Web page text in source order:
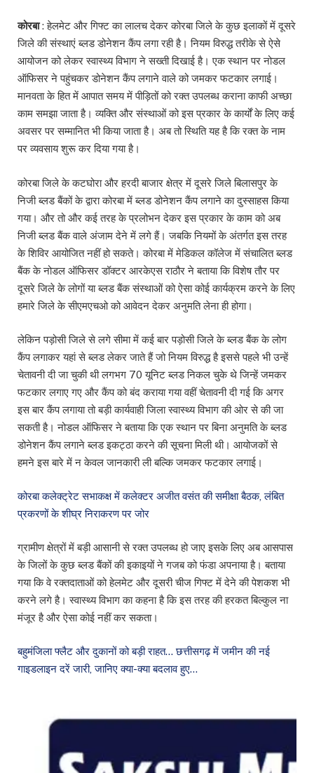
कोरबा: हेलमेट और गिफ्ट का लालच देकर कोरबा जिले के कुछ इलाकों में दूसरे
जिले की संस्थाएं ब्लड डोनेशन कैंप लगा रही है। नियम विरुद्ध तरीके से ऐसे
आयोजन को लेकर स्वास्थ्य विभाग ने सख्ती दिखाई है। एक स्थान पर नोडल
ऑफिसर ने पहुंचकर डोनेशन कैंप लगाने वाले को जमकर फटकार लगाई।
मानवता के हित में आपात समय में पीड़ितों को रक्त उपलब्ध कराना काफी अच्छा
काम समझा जाता है। व्यक्ति और संस्थाओं को इस प्रकार के कार्यों के लिए कई
अवसर पर सम्मानित भी किया जाता है। अब तो स्थिति यह है कि रक्त के नाम
पर व्यवसाय शुरू कर दिया गया है।
कोरबा जिले के कटघोरा और हरदी बाजार क्षेत्र में दूसरे जिले बिलासपुर के
निजी ब्लड बैंकों के द्वारा कोरबा में ब्लड डोनेशन कैंप लगाने का दुस्साहस किया
गया। और तो और कई तरह के प्रलोभन देकर इस प्रकार के काम को अब
निजी ब्लड बैंक वाले अंजाम देने में लगे हैं। जबकि नियमों के अंतर्गत इस तरह
के शिविर आयोजित नहीं हो सकते। कोरबा में मेडिकल कॉलेज में संचालित ब्लड
बैंक के नोडल ऑफिसर डॉक्टर आरकेएस राठौर ने बताया कि विशेष तौर पर
दूसरे जिले के लोगों या ब्लड बैंक संस्थाओं को ऐसा कोई कार्यक्रम करने के लिए
हमारे जिले के सीएमएचओ को आवेदन देकर अनुमति लेना ही होगा।
लेकिन पड़ोसी जिले से लगे सीमा में कई बार पड़ोसी जिले के ब्लड बैंक के लोग
कैंप लगाकर यहां से ब्लड लेकर जाते हैं जो नियम विरुद्ध है इससे पहले भी उन्हें
चेतावनी दी जा चुकी थी लगभग 70 यूनिट ब्लड निकल चुके थे जिन्हें जमकर
फटकार लगाए गए और कैंप को बंद कराया गया वहीं चेतावनी दी गई कि अगर
इस बार कैंप लगाया तो बड़ी कार्यवाही जिला स्वास्थ्य विभाग की ओर से की जा
सकती है। नोडल ऑफिसर ने बताया कि एक स्थान पर बिना अनुमति के ब्लड
डोनेशन कैंप लगाने ब्लड इकट्ठा करने की सूचना मिली थी। आयोजकों से
हमने इस बारे में न केवल जानकारी ली बल्कि जमकर फटकार लगाई।
कोरबा कलेक्ट्रेट सभाकक्ष में कलेक्टर अजीत वसंत की समीक्षा बैठक, लंबित
प्रकरणों के शीघ्र निराकरण पर जोर
ग्रामीण क्षेत्रों में बड़ी आसानी से रक्त उपलब्ध हो जाए इसके लिए अब आसपास
के जिलों के कुछ ब्लड बैंकों की इकाइयों ने गजब को फंडा अपनाया है। बताया
गया कि वे रक्तदाताओं को हेलमेट और दूसरी चीज गिफ्ट में देने की पेशकश भी
करने लगे है। स्वास्थ्य विभाग का कहना है कि इस तरह की हरकत बिल्कुल ना
मंजूर है और ऐसा कोई नहीं कर सकता।
बहुमंजिला फ्लैट और दुकानों को बड़ी राहत… छत्तीसगढ़ में जमीन की नई
गाइडलाइन दरें जारी, जानिए क्या-क्या बदलाव हुए…